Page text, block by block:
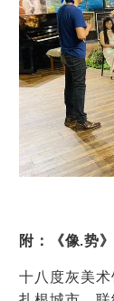
附：《像.势
十八度灰美